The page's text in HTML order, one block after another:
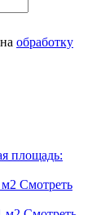
обработку
площадь:
Смотреть